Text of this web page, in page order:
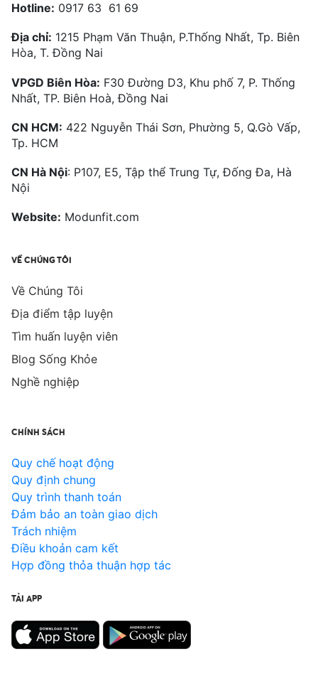
Hotline: 0917 63 61 69
Địa chỉ: 1215 Phạm Văn Thuận, P.Thống Nhất, Tp. Biên
Hòa, T. Đồng Nai
VPGD Biên Hòa: F30 Đường D3, Khu phố 7, P. Thống
Nhất, TP. Biên Hoà, Đồng Nai
CN HCM: 422 Nguyễn Thái Sơn, Phường 5, Q.Gò Vấp,
Tp. HCM
CN Hà Nội: P107, E5, Tập thể Trung Tự, Đống Đa, Hà
Nội
Website: Modunfit.com
VỀ CHÚNG TÔI
Về Chúng Tôi
Địa điểm tập luyện
Tìm huấn luyện viên
Blog Sống Khỏe
Nghề nghiệp
CHÍNH SÁCH
Quy chế hoạt động
Quy định chung
Quy trình thanh toán
Đảm bảo an toàn giao dịch
Trách nhiệm
Điều khoản cam kết
Hợp đồng thỏa thuận hợp tác
TẢI APP